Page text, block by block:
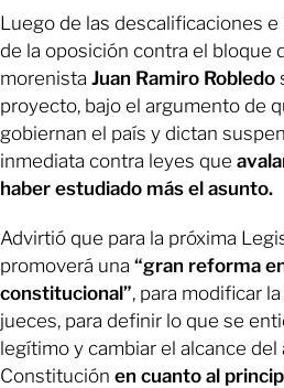
Luego de las descalificaciones
de la oposición contra el bloque
morenista Juan Ramiro Robledo
proyecto, bajo el argumento de
gobiernan el país y dictan
inmediata contra leyes que
haber estudiado más el asunto.
Advirtió que para la próxima
promoverá una “gran reforma
constitucional”, para modificar
jueces, para definir lo que se
legítimo y cambiar el alcance
Constitución en cuanto al